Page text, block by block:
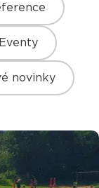
Eventy
novinky